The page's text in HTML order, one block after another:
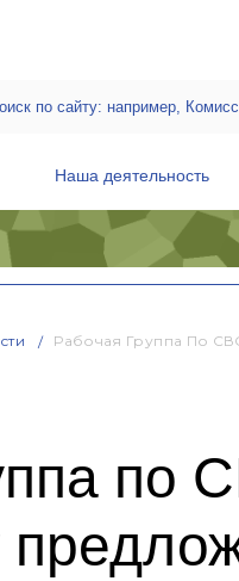
Наша деятельность
Рабочая Группа По
по